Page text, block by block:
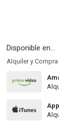
Disponible en...
Alquiler y Compra